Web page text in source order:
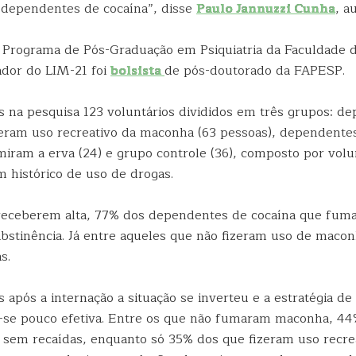
de cocaína”, disse Paulo Jannuzzi Cunha,
de Pós-Graduação em Psiquiatria da Faculdade
do LIM-21 foibolsistade pós-doutorado da FAPESP.
na pesquisa 123 voluntários divididos em três grupos:
uso recreativo da maconha (63 pessoas),
a erva (24) e grupo controle (36), composto por
histórico de uso de drogas.
alta, 77% dos dependentes de cocaína que
Já entre aqueles que não fizeram uso de
após a internação a situação se inverteu e a estratégia
pouco efetiva. Entre os que não fumaram maconha,
recaídas, enquanto só 35% dos que fizeram uso